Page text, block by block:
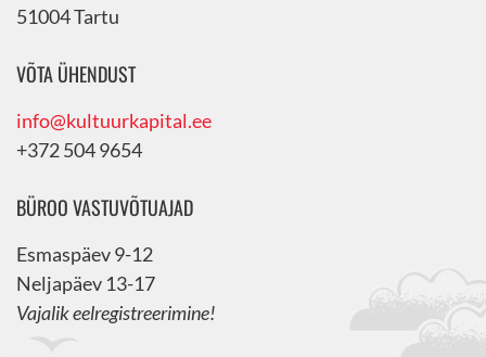
51004 Tartu
VÕTA ÜHENDUST
info@kultuurkapital.ee
+372 504 9654
BÜROO VASTUVÕTUAJAD
Esmaspäev 9-12
Neljapäev 13-17
Vajalik eelregistreerimine!